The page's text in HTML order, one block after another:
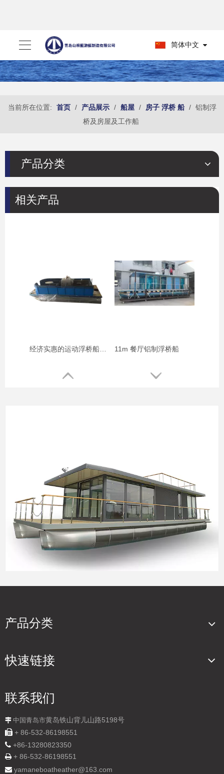
简体中文
当前所在位置: 首页 / 产品展示 / 船屋 / 房子 浮桥 船 / 铝制浮
桥及房屋及工作船
产品分类
相关产品
11m 餐厅铝制浮桥船
产品分类
快速链接
联系我们
 中国青岛市黄岛铁山背儿山路5198号
 + 86-532-86198551
 +86-13280823350
 + 86-532-86198551
 yamaneboatheather@163.com